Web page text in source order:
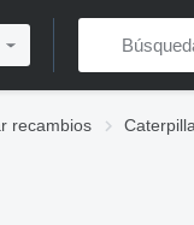
recambios